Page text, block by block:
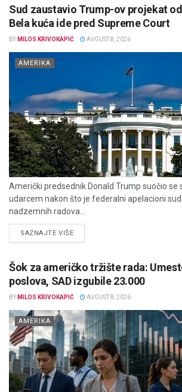
Sud zaustavio Trump-ov projekat
Bela kuća ide pred Supreme Court
BY MILOS KRIVOKAPIĆ AVGUST 8, 2026
AMERIKA
Američki predsednik Donald Trump suočio se
udarcem nakon što je federalni apelacioni
nadzemnih radova...
SAZNAJTE VIŠEDETAILS
Šok za američko tržište rada:
poslova, SAD izgubile 23.000
BY MILOS KRIVOKAPIĆ AVGUST 8, 2026
AMERIKA